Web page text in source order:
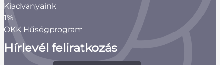
Kiadványaink
1%
OKK Hűségprogram
Hírlevél feliratkozás